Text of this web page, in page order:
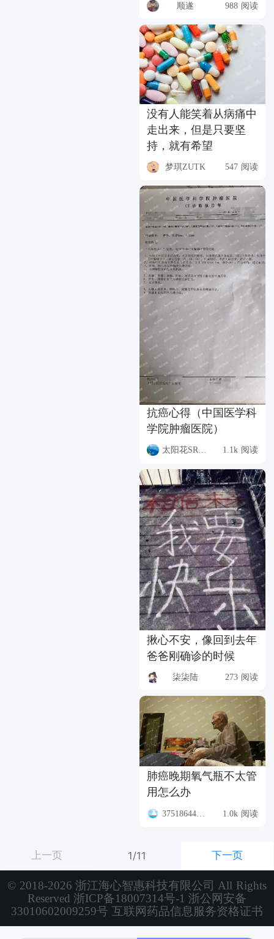
顺遂 988 阅读
没有人能笑着从病痛中
走出来，但是只要坚
持，就有希望
梦琪ZUTK 547 阅读
抗癌心得（中国医学科
学院肿瘤医院）
太阳花SRCD 1.1k 阅读
揪心不安，像回到去年
爸爸刚确诊的时候
柒柒陆 273 阅读
肺癌晚期氧气瓶不太管
用怎么办
37518644799 1.0k 阅读
上一页 1/11 下一页
© 2018-2026 浙江海心智惠科技有限公司 All Rights
Reserved 浙ICP备18007314号-1 浙公网安备
33010602009259号 互联网药品信息服务资格证书